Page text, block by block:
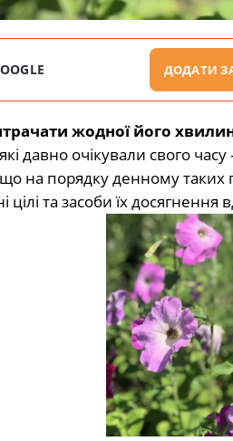
ДОДАТИ
жодної його
давно очікували свого часу
на порядку денному таких
та засоби їх досягнення